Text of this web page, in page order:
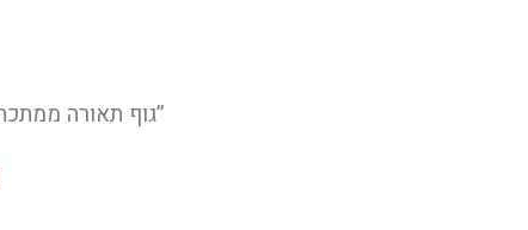
/ Products tagged “גוף תאורה ממתכת”